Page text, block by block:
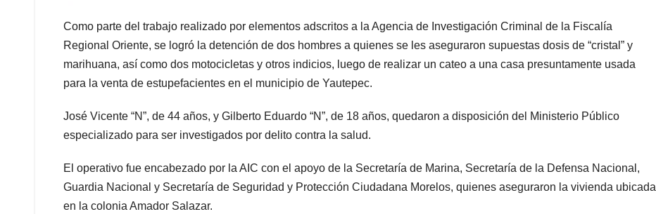
Como parte del trabajo realizado por elementos adscritos a la Agencia de Investigación Criminal de la Fiscalía
Regional Oriente, se logró la detención de dos hombres a quienes se les aseguraron supuestas dosis de “cristal” y
marihuana, así como dos motocicletas y otros indicios, luego de realizar un cateo a una casa presuntamente usada
para la venta de estupefacientes en el municipio de Yautepec.
José Vicente “N”, de 44 años, y Gilberto Eduardo “N”, de 18 años, quedaron a disposición del Ministerio Público
especializado para ser investigados por delito contra la salud.
El operativo fue encabezado por la AIC con el apoyo de la Secretaría de Marina, Secretaría de la Defensa Nacional,
Guardia Nacional y Secretaría de Seguridad y Protección Ciudadana Morelos, quienes aseguraron la vivienda ubicada
en la colonia Amador Salazar.